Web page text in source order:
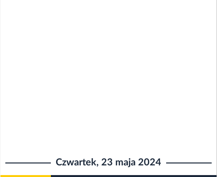
Czwartek, 23 maja 2024